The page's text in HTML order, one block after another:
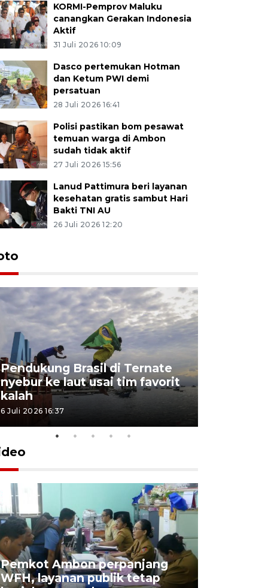
KORMI-Pemprov Maluku
canangkan Gerakan Indonesia
Aktif
31 Juli 2026 10:09
Dasco pertemukan Hotman
dan Ketum PWI demi
persatuan
28 Juli 2026 16:41
Polisi pastikan bom pesawat
temuan warga di Ambon
sudah tidak aktif
27 Juli 2026 15:56
Lanud Pattimura beri layanan
kesehatan gratis sambut Hari
Bakti TNI AU
26 Juli 2026 12:20
Pendukung Brasil di Ternate
nyebur ke laut usai tim favorit
kalah
6 Juli 2026 16:37
Pemkot Ambon perpanjang
WFH, layanan publik tetap